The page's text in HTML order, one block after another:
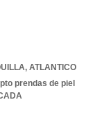
, ATLANTICO
prendas de piel